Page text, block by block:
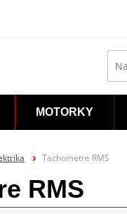
MOTORKY
Tachometre RMS
RMS